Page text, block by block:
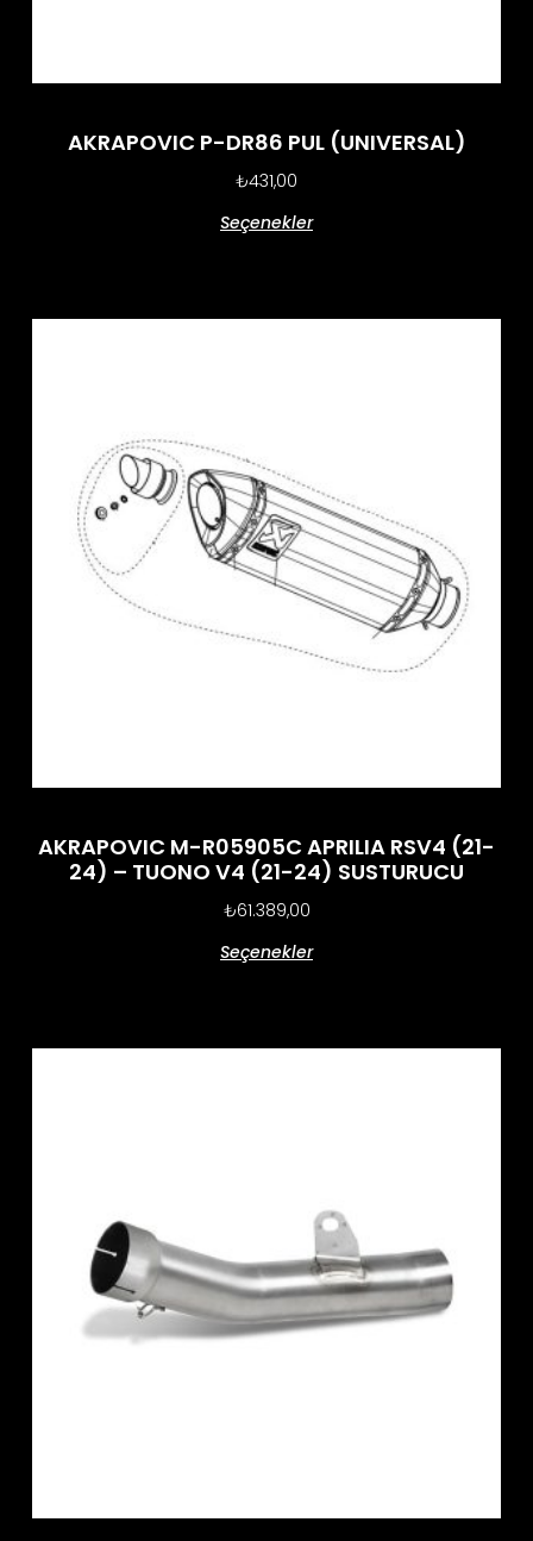
AKRAPOVIC P-DR86 PUL (UNIVERSAL)
₺431,00
Seçenekler
AKRAPOVIC M-R05905C APRILIA RSV4 (21-
24) – TUONO V4 (21-24) SUSTURUCU
₺61.389,00
Seçenekler